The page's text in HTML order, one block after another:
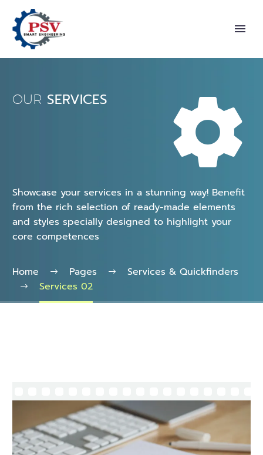


OUR SERVICES
Showcase your services in a stunning way! Benefit
from the rich selection of ready-made elements
and styles specially designed to highlight your
core competences
Home Pages
Services & Quickfinders
Services 02